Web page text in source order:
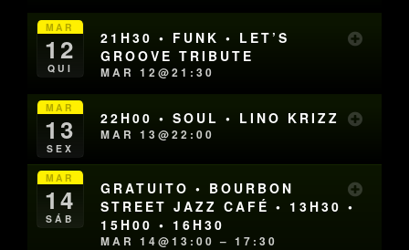
MAR
12
QUI
21H30 • FUNK • LET’S
GROOVE TRIBUTE
MAR 12@21:30
MAR
13
SEX
22H00 • SOUL • LINO KRIZZ
MAR 13@22:00
MAR
14
SÁB
GRATUITO • BOURBON
STREET JAZZ CAFÉ • 13H30 •
15H00 • 16H30
MAR 14@13:00 – 17:30